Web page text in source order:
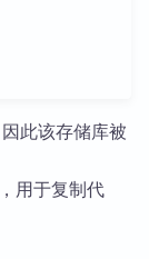
此该存储库被
用于复制代